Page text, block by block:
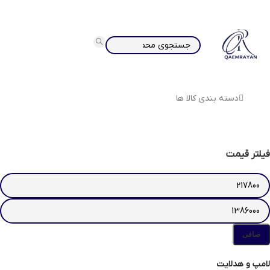
دسته بندی کالا ها
فیلتر قیمت
صافی
لامپ و هدلایت